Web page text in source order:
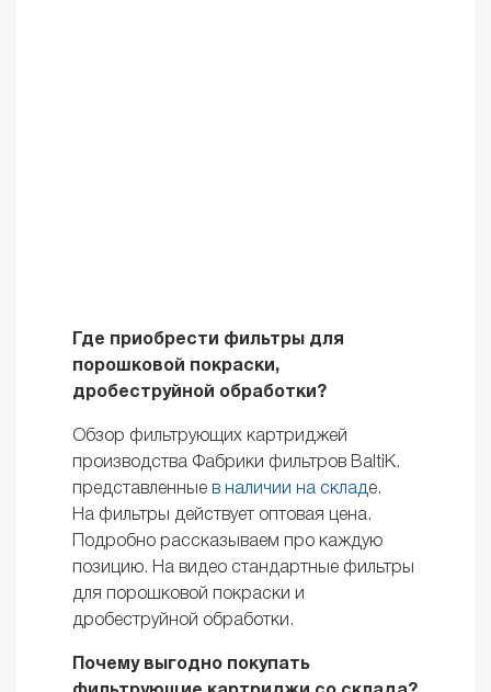
Где приобрести фильтры для
порошковой покраски,
дробеструйной обработки?
Обзор фильтрующих картриджей
производства Фабрики фильтров BaltiK.
представленные в наличии на складе.
На фильтры действует оптовая цена.
Подробно рассказываем про каждую
позицию. На видео стандартные фильтры
для порошковой покраски и
дробеструйной обработки.
Почему выгодно покупать